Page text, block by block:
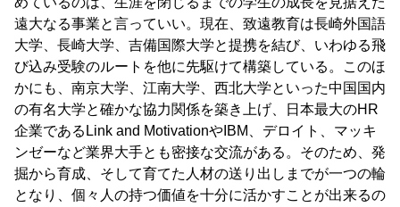
遠大なる事業と言っていい。現在、致遠教育は長崎外国語
大学、長崎大学、吉備国際大学と提携を結び、いわゆる飛
び込み受験のルートを他に先駆けて構築している。このほ
かにも、南京大学、江南大学、西北大学といった中国国内
の有名大学と確かな協力関係を築き上げ、日本最大のHR
企業であるLink and MotivationやIBM、デロイト、マッキ
ンゼーなど業界大手とも密接な交流がある。そのため、発
掘から育成、そして育てた人材の送り出しまでが一つの輪
となり、個々人の持つ価値を十分に活かすことが出来るの